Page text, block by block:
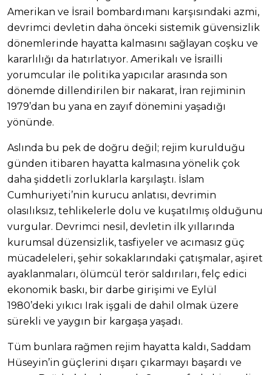
Amerikan ve İsrail bombardımanı karşısındaki azmi,
devrimci devletin daha önceki sistemik güvensizlik
dönemlerinde hayatta kalmasını sağlayan coşku ve
kararlılığı da hatırlatıyor. Amerikalı ve İsrailli
yorumcular ile politika yapıcılar arasında son
dönemde dillendirilen bir nakarat, İran rejiminin
1979’dan bu yana en zayıf dönemini yaşadığı
yönünde.
Aslında bu pek de doğru değil; rejim kurulduğu
günden itibaren hayatta kalmasına yönelik çok
daha şiddetli zorluklarla karşılaştı. İslam
Cumhuriyeti’nin kurucu anlatısı, devrimin
olasılıksız, tehlikelerle dolu ve kuşatılmış olduğunu
vurgular. Devrimci nesil, devletin ilk yıllarında
kurumsal düzensizlik, tasfiyeler ve acımasız güç
mücadeleleri, şehir sokaklarındaki çatışmalar, aşiret
ayaklanmaları, ölümcül terör saldırıları, felç edici
ekonomik baskı, bir darbe girişimi ve Eylül
1980’deki yıkıcı Irak işgali de dahil olmak üzere
sürekli ve yaygın bir kargaşa yaşadı.
Tüm bunlara rağmen rejim hayatta kaldı, Saddam
Hüseyin’in güçlerini dışarı çıkarmayı başardı ve